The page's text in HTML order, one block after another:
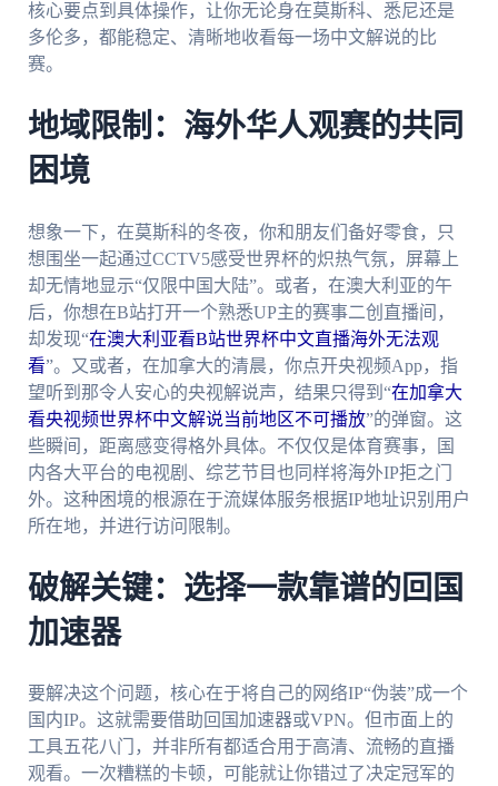
核心要点到具体操作，让你无论身在莫斯科、悉尼还是
多伦多，都能稳定、清晰地收看每一场中文解说的比
赛。
地域限制：海外华人观赛的共同
困境
想象一下，在莫斯科的冬夜，你和朋友们备好零食，只
想围坐一起通过CCTV5感受世界杯的炽热气氛，屏幕上
却无情地显示“仅限中国大陆”。或者，在澳大利亚的午
后，你想在B站打开一个熟悉UP主的赛事二创直播间，
却发现“在澳大利亚看B站世界杯中文直播海外无法观
看”。又或者，在加拿大的清晨，你点开央视频App，指
望听到那令人安心的央视解说声，结果只得到“在加拿大
看央视频世界杯中文解说当前地区不可播放”的弹窗。这
些瞬间，距离感变得格外具体。不仅仅是体育赛事，国
内各大平台的电视剧、综艺节目也同样将海外IP拒之门
外。这种困境的根源在于流媒体服务根据IP地址识别用户
所在地，并进行访问限制。
破解关键：选择一款靠谱的回国
加速器
要解决这个问题，核心在于将自己的网络IP“伪装”成一个
国内IP。这就需要借助回国加速器或VPN。但市面上的
工具五花八门，并非所有都适合用于高清、流畅的直播
观看。一次糟糕的卡顿，可能就让你错过了决定冠军的